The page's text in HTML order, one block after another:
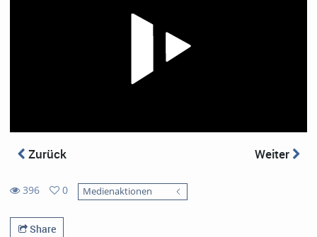
Zurück Weiter
396
views
0
favorites
Medienaktionen
Share